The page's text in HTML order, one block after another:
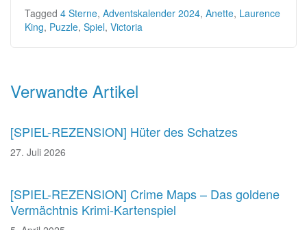
Tagged 4 Sterne, Adventskalender 2024, Anette, Laurence
King, Puzzle, Spiel, Victoria
Verwandte Artikel
[SPIEL-REZENSION] Hüter des Schatzes
27. Juli 2026
[SPIEL-REZENSION] Crime Maps – Das goldene
Vermächtnis Krimi-Kartenspiel
Beitragsnavigation